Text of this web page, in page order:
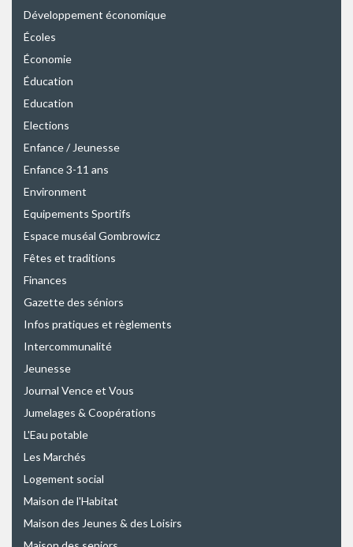
Développement économique
Écoles
Économie
Éducation
Education
Elections
Enfance / Jeunesse
Enfance 3-11 ans
Environment
Equipements Sportifs
Espace muséal Gombrowicz
Fêtes et traditions
Finances
Gazette des séniors
Infos pratiques et règlements
Intercommunalité
Jeunesse
Journal Vence et Vous
Jumelages & Coopérations
L'Eau potable
Les Marchés
Logement social
Maison de l'Habitat
Maison des Jeunes & des Loisirs